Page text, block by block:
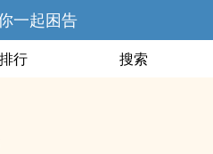
一起困告
排行 搜索